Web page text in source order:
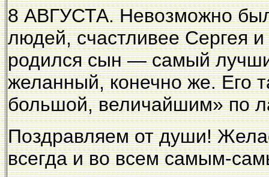
8 АВГУСТА. Невозможно
людей, счастливее Сергея
родился сын — самый
желанный, конечно же. Его
большой, величайшим» по
Поздравляем от души!
всегда и во всем самым-